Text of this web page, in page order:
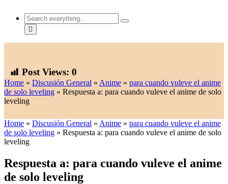
Search
everything...
Post Views: 0
Home » Discusión General » Anime » para cuando vuleve el anime
de solo leveling » Respuesta a: para cuando vuleve el anime de solo
leveling
Home » Discusión General » Anime » para cuando vuleve el anime
de solo leveling » Respuesta a: para cuando vuleve el anime de solo
leveling
Respuesta a: para cuando vuleve el anime
de solo leveling